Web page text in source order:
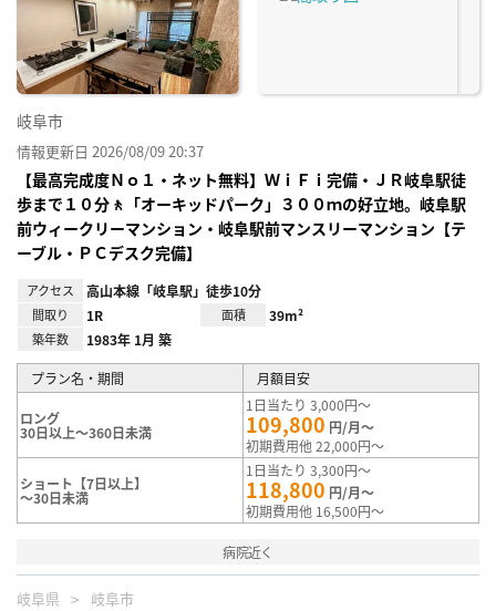
岐阜市
情報更新日 2026/08/09 20:37
【最高完成度Ｎｏ１・ネット無料】ＷｉＦｉ完備・ＪＲ岐阜駅徒
歩まで１０分🚶「オーキッドパーク」３００ｍの好立地。岐阜駅
前ウィークリーマンション・岐阜駅前マンスリーマンション【テ
ーブル・ＰＣデスク完備】
アクセス 高山本線「岐阜駅」徒歩10分
間取り 1R 面積 39m²
築年数 1983年 1月 築
プラン名・期間 月額目安
ロング
30日以上～360日未満
1日当たり 3,000円～
109,800 円/月～
初期費用他 22,000円～
ショート【7日以上】
～30日未満
1日当たり 3,300円～
118,800 円/月～
初期費用他 16,500円～
病院近く
岐阜県 岐阜市